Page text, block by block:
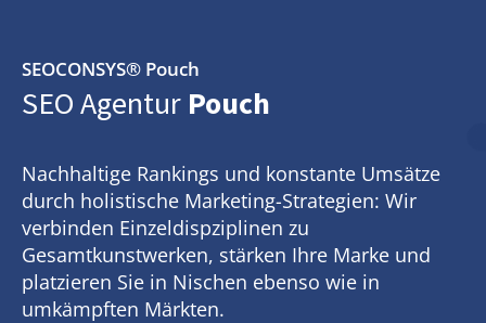
SEOCONSYS® Pouch
SEO Agentur Pouch
Nachhaltige Rankings und konstante Umsätze
durch holistische Marketing-Strategien: Wir
verbinden Einzeldispziplinen zu
Gesamtkunstwerken, stärken Ihre Marke und
platzieren Sie in Nischen ebenso wie in
umkämpften Märkten.